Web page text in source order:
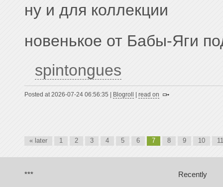
ну и для коллекции
новенькое от Бабы-Яги
spintongues
Posted at 2026-07-24 06:56:35 | Blogroll read on
« later 1 2 3 4 5 6 7 8 9 10 11
*** Recently